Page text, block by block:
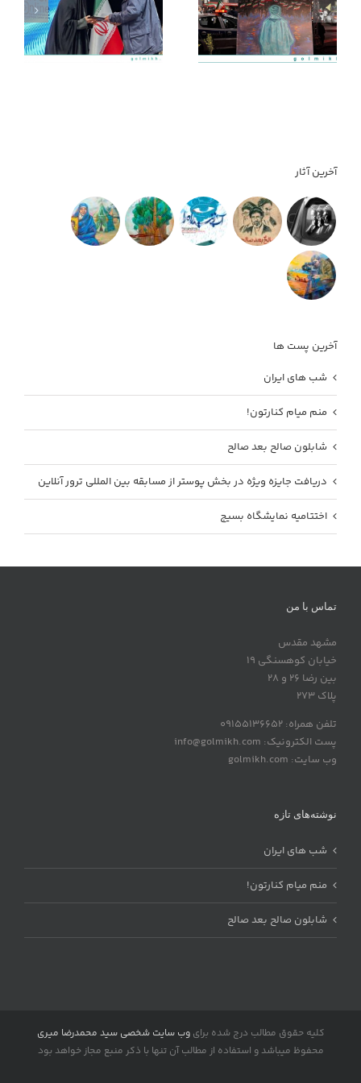
منم میام کنارتون!
آخرین آثار
آخرین پست ها
شب های ایران
منم میام کنارتون!
شابلون صالح بعد صالح
دریافت جایزه ویژه در بخش پوستر از مسابقه بین المللی ترور آنلاین
اختتامیه نمایشگاه بسیج
تماس با من
مشهد مقدس
خیابان کوهسنگی 19
بین رضا 26 و 28
پلاک 273
تلفن همراه: 09155136652
پست الکترونیک: info@golmikh.com
وب سایت: golmikh.com
نوشته‌های تازه
شب های ایران
منم میام کنارتون!
شابلون صالح بعد صالح
کلیه حقوق مطالب درج شده برایوب سایت شخصی سید محمدرضا میری
محفوظ میباشد و استفاده از مطالب آن تنها با ذکر منبع مجاز خواهد بود